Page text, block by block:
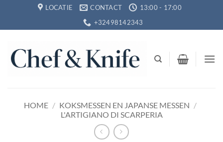
inhoud
LOCATIE CONTACT
13:00 - 17:00
+32498142343
HOME / KOKSMESSEN EN JAPANSE MESSEN /
L'ARTIGIANO DI SCARPERIA